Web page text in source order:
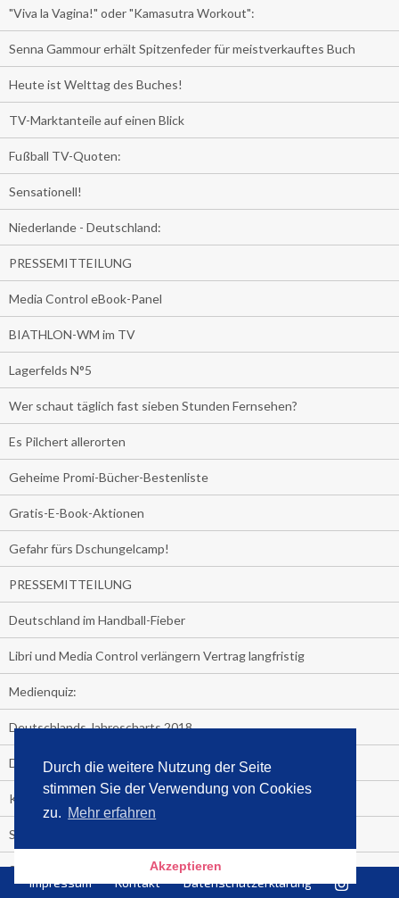
Durch die weitere Nutzung der Seite
stimmen Sie der Verwendung von Cookies
zu. Mehr erfahren
Akzeptieren
"Viva la Vagina!" oder "Kamasutra Workout":
Senna Gammour erhält Spitzenfeder für meistverkauftes Buch
Heute ist Welttag des Buches!
TV-Marktanteile auf einen Blick
Fußball TV-Quoten:
Sensationell!
Niederlande - Deutschland:
PRESSEMITTEILUNG
Media Control eBook-Panel
BIATHLON-WM im TV
Lagerfelds N°5
Wer schaut täglich fast sieben Stunden Fernsehen?
Es Pilchert allerorten
Geheime Promi-Bücher-Bestenliste
Gratis-E-Book-Aktionen
Gefahr fürs Dschungelcamp!
PRESSEMITTEILUNG
Deutschland im Handball-Fieber
Libri und Media Control verlängern Vertrag langfristig
Medienquiz:
Deutschlands Jahrescharts 2018
Die TV-Quotenkönige 2018
KNV und Media Control verlängern vorzeitig Zusammenarbeit
STRENG VERTRAULICH
Streaming verändert TV?
Impressum
Kontakt Datenschutzerklärung